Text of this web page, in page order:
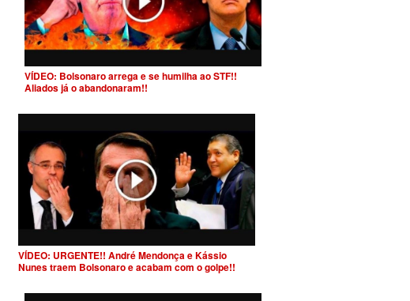
VÍDEO: Bolsonaro arrega e se humilha ao STF!!
Aliados já o abandonaram!!
VÍDEO: URGENTE!! André Mendonça e Kássio
Nunes traem Bolsonaro e acabam com o golpe!!